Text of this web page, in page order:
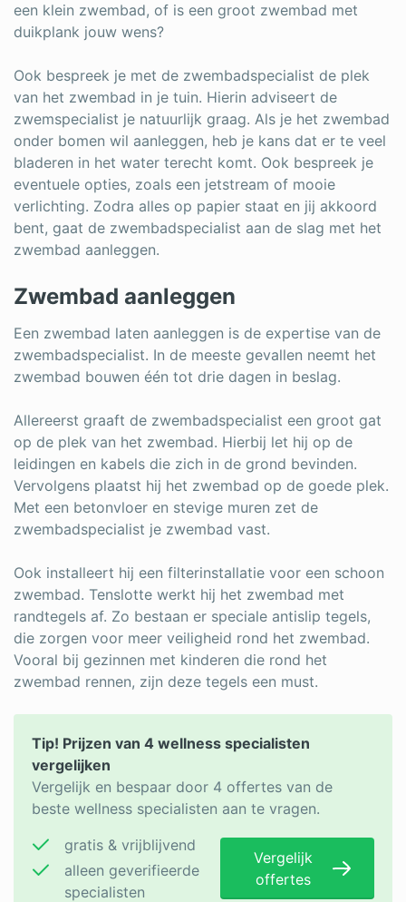
een klein zwembad, of is een groot zwembad met
duikplank jouw wens?
Ook bespreek je met de zwembadspecialist de plek
van het zwembad in je tuin. Hierin adviseert de
zwemspecialist je natuurlijk graag. Als je het zwembad
onder bomen wil aanleggen, heb je kans dat er te veel
bladeren in het water terecht komt. Ook bespreek je
eventuele opties, zoals een jetstream of mooie
verlichting. Zodra alles op papier staat en jij akkoord
bent, gaat de zwembadspecialist aan de slag met het
zwembad aanleggen.
Zwembad aanleggen
Een zwembad laten aanleggen is de expertise van de
zwembadspecialist. In de meeste gevallen neemt het
zwembad bouwen één tot drie dagen in beslag.
Allereerst graaft de zwembadspecialist een groot gat
op de plek van het zwembad. Hierbij let hij op de
leidingen en kabels die zich in de grond bevinden.
Vervolgens plaatst hij het zwembad op de goede plek.
Met een betonvloer en stevige muren zet de
zwembadspecialist je zwembad vast.
Ook installeert hij een filterinstallatie voor een schoon
zwembad. Tenslotte werkt hij het zwembad met
randtegels af. Zo bestaan er speciale antislip tegels,
die zorgen voor meer veiligheid rond het zwembad.
Vooral bij gezinnen met kinderen die rond het
zwembad rennen, zijn deze tegels een must.
Tip! Prijzen van 4 wellness specialisten
vergelijken
Vergelijk en bespaar door 4 offertes van de
beste wellness specialisten aan te vragen.
gratis & vrijblijvend
alleen geverifieerde
specialisten
Vergelijk
offertes